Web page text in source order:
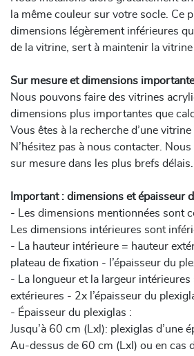
la même couleur sur votre socle. Ce
dimensions légèrement inférieures
de la vitrine, sert à maintenir la vitrine
Sur mesure et dimensions
Nous pouvons faire des vitrines
dimensions plus importantes que
Vous êtes à la recherche d’une
N’hésitez pas à nous contacter.
sur mesure dans les plus brefs délais.
Important : dimensions et épaisseur
- Les dimensions mentionnées sont
Les dimensions intérieures sont
- La hauteur intérieure = hauteur
plateau de fixation - l’épaisseur du
- La longueur et la largeur
extérieures - 2x l’épaisseur du
- Épaisseur du plexiglas :
Jusqu’à 60 cm (Lxl): plexiglas d’une
Au-dessus de 60 cm (Lxl) ou en cas